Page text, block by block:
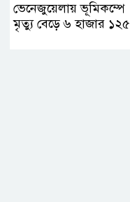
ভেনেজুয়েলায় ভূমিকম্পে
মৃত্যু বেড়ে ৬ হাজার ১২৫